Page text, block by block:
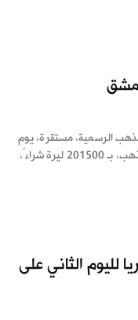
الرسمية، مستقرة، يوم
الاثنين. وحسب الجمعية، بقي غرام الـ 21 ذهب، بـ 201500 ليرة شراءً،
لليوم الثاني على